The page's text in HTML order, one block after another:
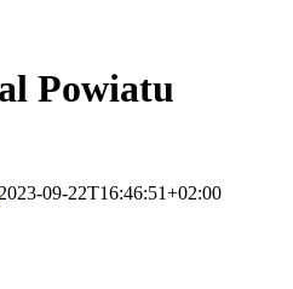
Powiatu
2023-09-22T16:46:51+02:00